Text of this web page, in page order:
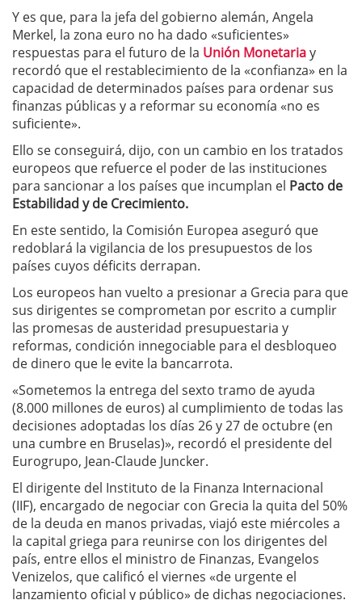
Y es que, para la jefa del gobierno alemán, Angela
Merkel, la zona euro no ha dado «suficientes»
respuestas para el futuro de la Unión Monetariay
recordó que el restablecimiento de la «confianza» en la
capacidad de determinados países para ordenar sus
finanzas públicas y a reformar su economía «no es
suficiente».
Ello se conseguirá, dijo, con un cambio en los tratados
europeos que refuerce el poder de las instituciones
para sancionar a los países que incumplan el Pacto de
Estabilidad y de Crecimiento.
En este sentido, la Comisión Europea aseguró que
redoblará la vigilancia de los presupuestos de los
países cuyos déficits derrapan.
Los europeos han vuelto a presionar a Grecia para que
sus dirigentes se comprometan por escrito a cumplir
las promesas de austeridad presupuestaria y
reformas, condición innegociable para el desbloqueo
de dinero que le evite la bancarrota.
«Sometemos la entrega del sexto tramo de ayuda
(8.000 millones de euros) al cumplimiento de todas las
decisiones adoptadas los días 26 y 27 de octubre (en
una cumbre en Bruselas)», recordó el presidente del
Eurogrupo, Jean-Claude Juncker.
El dirigente del Instituto de la Finanza Internacional
(IIF), encargado de negociar con Grecia la quita del 50%
de la deuda en manos privadas, viajó este miércoles a
la capital griega para reunirse con los dirigentes del
país, entre ellos el ministro de Finanzas, Evangelos
Venizelos, que calificó el viernes «de urgente el
lanzamiento oficial y público» de dichas negociaciones.